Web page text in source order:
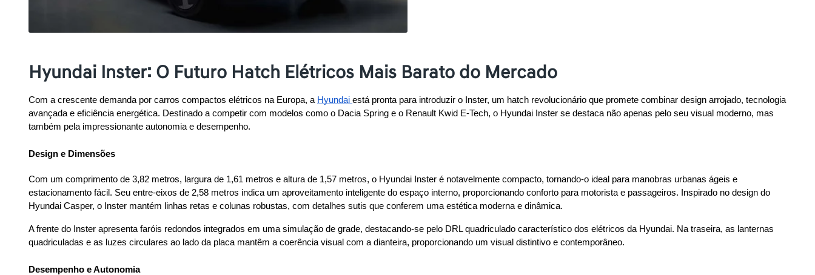
Hyundai Inster: O Futuro Hatch Elétricos Mais Barato do Mercado
Com a crescente demanda por carros compactos elétricos na Europa, a Hyundai está pronta para introduzir o Inster, um hatch revolucionário que promete combinar design arrojado, tecnologia
avançada e eficiência energética. Destinado a competir com modelos como o Dacia Spring e o Renault Kwid E-Tech, o Hyundai Inster se destaca não apenas pelo seu visual moderno, mas
também pela impressionante autonomia e desempenho.
Design e Dimensões
Com um comprimento de 3,82 metros, largura de 1,61 metros e altura de 1,57 metros, o Hyundai Inster é notavelmente compacto, tornando-o ideal para manobras urbanas ágeis e
estacionamento fácil. Seu entre-eixos de 2,58 metros indica um aproveitamento inteligente do espaço interno, proporcionando conforto para motorista e passageiros. Inspirado no design do
Hyundai Casper, o Inster mantém linhas retas e colunas robustas, com detalhes sutis que conferem uma estética moderna e dinâmica.
A frente do Inster apresenta faróis redondos integrados em uma simulação de grade, destacando-se pelo DRL quadriculado característico dos elétricos da Hyundai. Na traseira, as lanternas
quadriculadas e as luzes circulares ao lado da placa mantêm a coerência visual com a dianteira, proporcionando um visual distintivo e contemporâneo.
Desempenho e Autonomia